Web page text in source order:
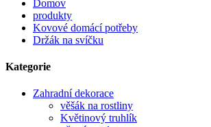
Domov
produkty
Kovové domácí potřeby
Držák na svíčku
Kategorie
Zahradní dekorace
věšák na rostliny
Květinový truhlík